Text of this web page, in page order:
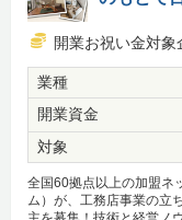
開業お祝い金対象
業種
開業資金
対象
全国60拠点以上の加盟ネ
ム）が、工務店事業の立